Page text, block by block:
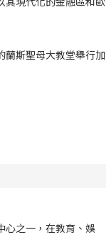
蘭斯聖母大教堂舉行加
心之一，在教育、娛